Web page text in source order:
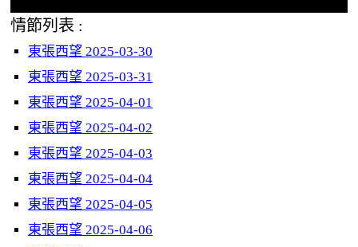
情節列表 :
東張西望 2025-03-30
東張西望 2025-03-31
東張西望 2025-04-01
東張西望 2025-04-02
東張西望 2025-04-03
東張西望 2025-04-04
東張西望 2025-04-05
東張西望 2025-04-06